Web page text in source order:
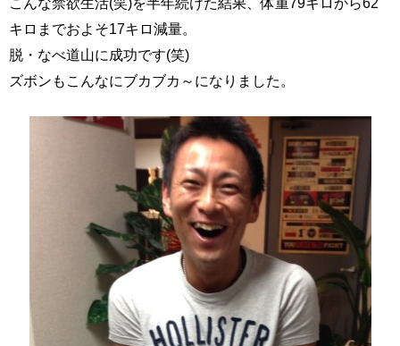
キロまでおよそ17キロ減量。
脱・なべ道山に成功です(笑)
ズボンもこんなにブカブカ～になりました。